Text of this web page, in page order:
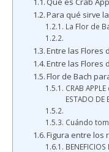
Para qué sirve
La Flor de
Entre las Flores
Entre las Flores
Flor de Bach
CRAB
ESTADO DE
Cuándo
Figura entre los
BENEFICIOS